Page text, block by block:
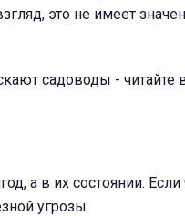
это не имеет
садоводы - читайте
а в их состоянии.
угрозы.